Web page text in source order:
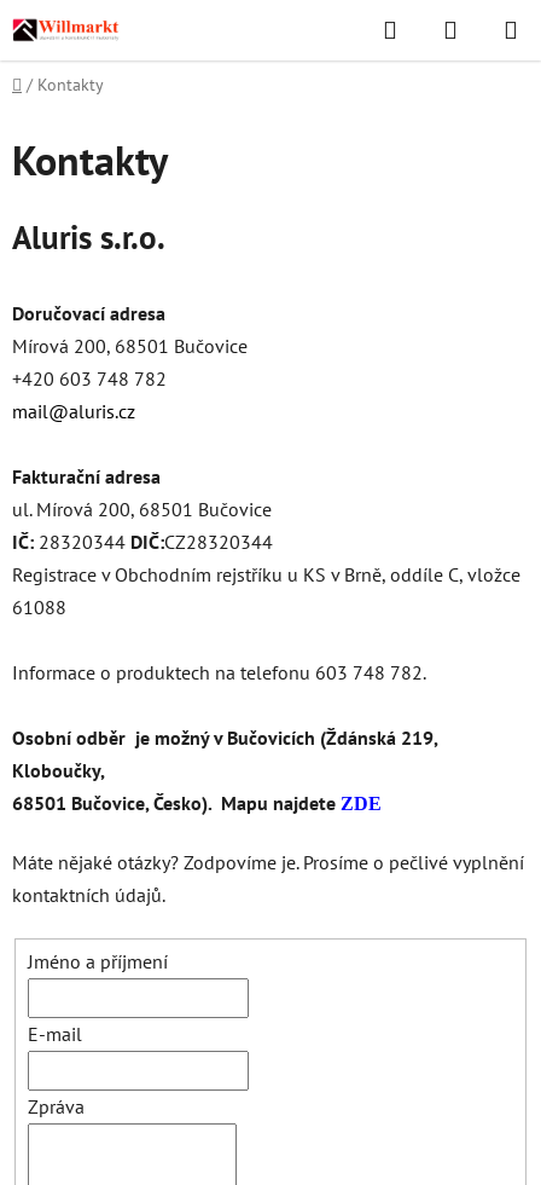
Přejít
na
obsah
Hledat
KOŠÍK
Domů
/ Kontakty
Kontakty
Aluris s.r.o.
Doručovací adresa
Mírová 200, 68501 Bučovice
+420 603 748 782
mail@aluris.cz
Fakturační adresa
ul. Mírová 200, 68501 Bučovice
IČ: 28320344 DIČ:CZ28320344
Registrace v Obchodním rejstříku u KS v Brně, oddíle C, vložce
61088
Informace o produktech na telefonu 603 748 782.
Osobní odběr je možný v Bučovicích (Ždánská 219,
Kloboučky,
68501 Bučovice, Česko). Mapu najdete ZDE
Máte nějaké otázky? Zodpovíme je. Prosíme o pečlivé vyplnění
kontaktních údajů.
Jméno a příjmení
E-mail
Zpráva